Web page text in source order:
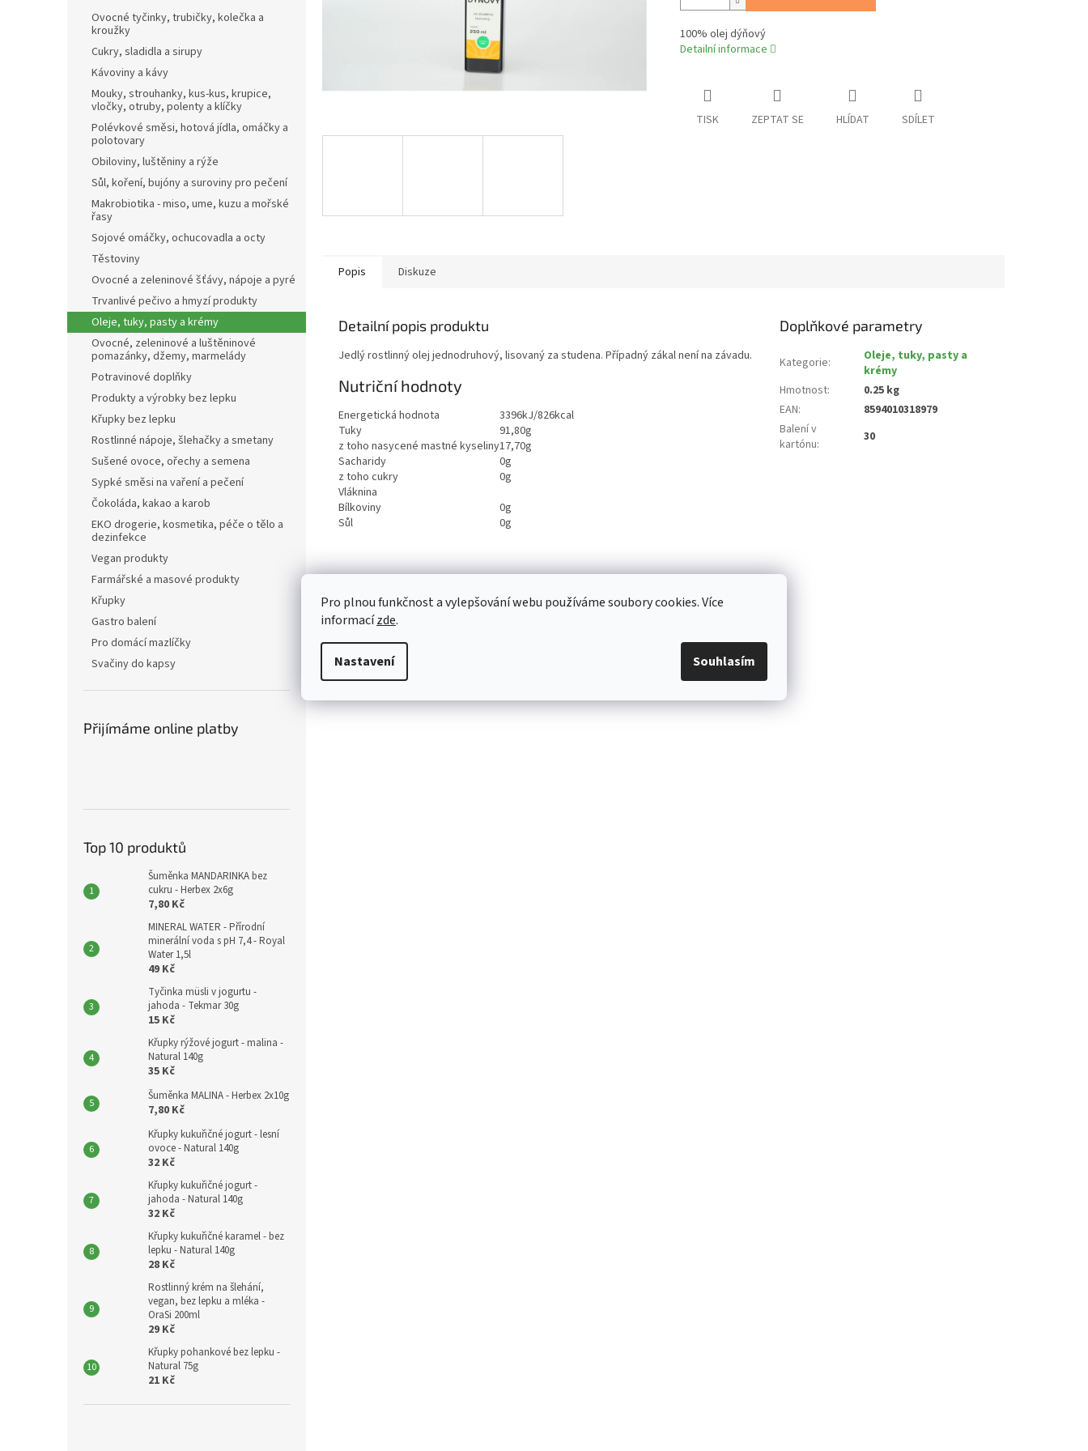
Pro plnou funkčnost a vylepšování webu používáme soubory cookies. Více
informacízde.
Nastavení Souhlasím
Ovocné tyčinky, trubičky, kolečka a
kroužky
Cukry, sladidla a sirupy
Kávoviny a kávy
Mouky, strouhanky, kus-kus, krupice,
vločky, otruby, polenty a klíčky
Polévkové směsi, hotová jídla, omáčky a
polotovary
Obiloviny, luštěniny a rýže
Sůl, koření, bujóny a suroviny pro pečení
Makrobiotika - miso, ume, kuzu a mořské
řasy
Sojové omáčky, ochucovadla a octy
Těstoviny
Ovocné a zeleninové šťávy, nápoje a pyré
Trvanlivé pečivo a hmyzí produkty
Oleje, tuky, pasty a krémy
Ovocné, zeleninové a luštěninové
pomazánky, džemy, marmelády
Potravinové doplňky
Produkty a výrobky bez lepku
Křupky bez lepku
Rostlinné nápoje, šlehačky a smetany
Sušené ovoce, ořechy a semena
Sypké směsi na vaření a pečení
Čokoláda, kakao a karob
EKO drogerie, kosmetika, péče o tělo a
dezinfekce
Vegan produkty
Farmářské a masové produkty
Křupky
Gastro balení
Pro domácí mazlíčky
Svačiny do kapsy
Přijímáme online platby
Top 10 produktů
Šuměnka MANDARINKA bez
cukru - Herbex 2x6g
7,80 Kč
MINERAL WATER - Přírodní
minerální voda s pH 7,4 - Royal
Water 1,5l
49 Kč
Tyčinka müsli v jogurtu -
jahoda - Tekmar 30g
15 Kč
Křupky rýžové jogurt - malina -
Natural 140g
35 Kč
Šuměnka MALINA - Herbex 2x10g
7,80 Kč
Křupky kukuřičné jogurt - lesní
ovoce - Natural 140g
32 Kč
Křupky kukuřičné jogurt -
jahoda - Natural 140g
32 Kč
Křupky kukuřičné karamel - bez
lepku - Natural 140g
28 Kč
Rostlinný krém na šlehání,
vegan, bez lepku a mléka -
OraSi 200ml
29 Kč
Křupky pohankové bez lepku -
Natural 75g
21 Kč
100% olej dýňový
Detailní informace
TISK ZEPTAT SE HLÍDAT SDÍLET
Popis Diskuze
Detailní popis produktu
Jedlý rostlinný olej jednodruhový, lisovaný za studena. Případný zákal není na závadu.
Nutriční hodnoty
Energetická hodnota
3396kJ/826kcal
Tuky
91,80g
z toho nasycené mastné kyseliny17,70g
Sacharidy
0g
z toho cukry
0g
Vláknina
Bílkoviny
0g
Sůl
0g
Doplňkové parametry
Kategorie:
Oleje, tuky, pasty a
krémy
Hmotnost:
0.25 kg
EAN:
8594010318979
Balení v
kartónu: 30